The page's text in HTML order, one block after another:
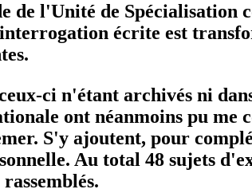
de l'Unité de Spécialisation
écrite est
ci n'étant archivés ni
ont néanmoins pu me
S'y ajoutent, pour
Au total 48 sujets